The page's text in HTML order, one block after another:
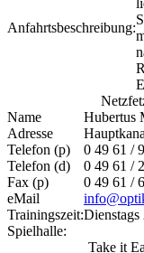
Anfahrtsbeschreibung:
Name
Hubertus
Adresse
Telefon (p)
0 49 61 /
Telefon (d)
0 49 61 /
Fax (p)
0 49 61 /
eMail
Trainingszeit:
Spielhalle:
Take it